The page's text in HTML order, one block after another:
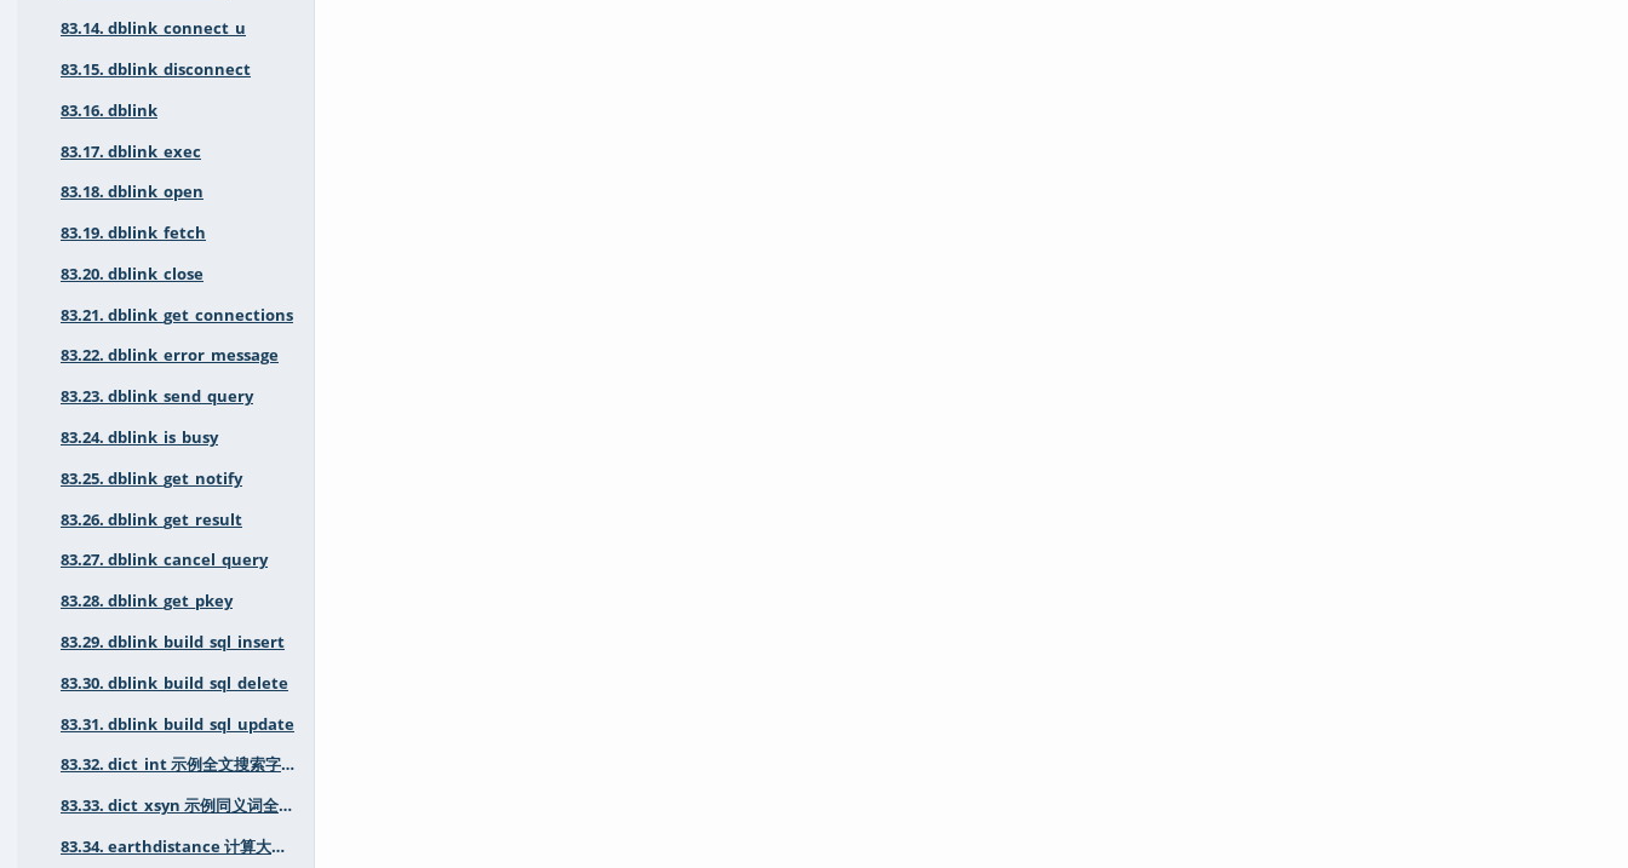
83.14. dblink_connect_u
83.15. dblink_disconnect
83.16. dblink
83.17. dblink_exec
83.18. dblink_open
83.19. dblink_fetch
83.20. dblink_close
83.21. dblink_get_connections
83.22. dblink_error_message
83.23. dblink_send_query
83.24. dblink_is_busy
83.25. dblink_get_notify
83.26. dblink_get_result
83.27. dblink_cancel_query
83.28. dblink_get_pkey
83.29. dblink_build_sql_insert
83.30. dblink_build_sql_delete
83.31. dblink_build_sql_update
83.32. dict_int 示例全文搜索字典用于整数
83.33. dict_xsyn 示例同义词全文搜索字典
83.34. earthdistance 计算大圆距离